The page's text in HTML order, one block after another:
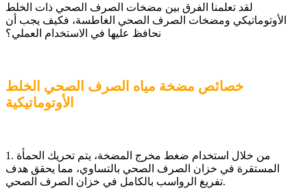
لقد تعلمنا الفرق بين مضخات الصرف الصحي ذات الخلط
الأوتوماتيكي ومضخات الصرف الصحي الغاطسة، فكيف يجب أن
نحافظ عليها في الاستخدام العملي؟
خصائص مضخة مياه الصرف الصحي الخلط
الأوتوماتيكية
1. من خلال استخدام ضغط مخرج المضخة، يتم تحريك الحمأة
المستقرة في خزان الصرف الصحي بالتساوي، مما يحقق هدف
تفريغ الرواسب بالكامل في خزان الصرف الصحي.